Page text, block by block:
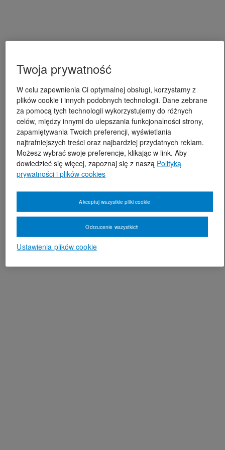
Twoja prywatność
W celu zapewnienia Ci optymalnej obsługi, korzystamy z
plików cookie i innych podobnych technologii. Dane zebrane
za pomocą tych technologii wykorzystujemy do różnych
celów, między innymi do ulepszania funkcjonalności strony,
zapamiętywania Twoich preferencji, wyświetlania
najtrafniejszych treści oraz najbardziej przydatnych reklam.
Możesz wybrać swoje preferencje, klikając w link. Aby
dowiedzieć się więcej, zapoznaj się z naszą Polityką
prywatności i plików cookies
Ustawienia plików cookie
Odrzucenie wszystkich
Akceptuj wszystkie pliki cookie